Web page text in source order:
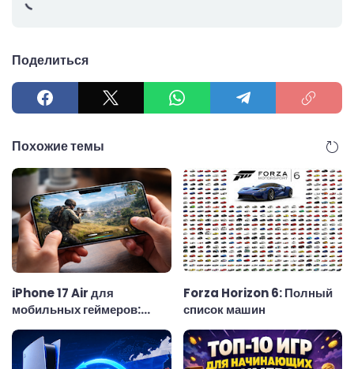
Поделиться
Похожие темы
iPhone 17 Air для
мобильных геймеров:
тонкий корпус, скромный
аккумулятор и реальные
возможности в играх
Forza Horizon 6: Полный
список машин